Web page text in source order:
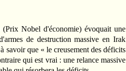
(Prix Nobel d'économie) évoquait une
de destruction massive en Irak
que « le creusement des déficits
qui est vrai : une relance massive